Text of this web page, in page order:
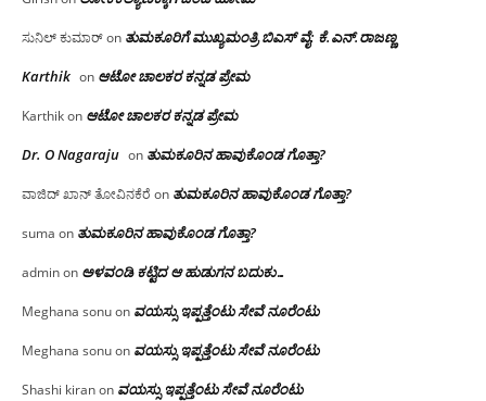
ಸುನಿಲ್ ಕುಮಾರ್on ತುಮಕೂರಿಗೆ ಮುಖ್ಯಮಂತ್ರಿ ಬಿಎಸ್ ವೈ: ಕೆ.ಎನ್.ರಾಜಣ್ಣ
Karthik on ಆಟೋ ಚಾಲಕರ ಕನ್ನಡ ಪ್ರೇಮ
Karthikon ಆಟೋ ಚಾಲಕರ ಕನ್ನಡ ಪ್ರೇಮ
Dr. O Nagaraju on ತುಮಕೂರಿನ ಹಾವುಕೊಂಡ ಗೊತ್ತಾ?
ವಾಜಿದ್ ಖಾನ್ ತೋವಿನಕೆರೆ on ತುಮಕೂರಿನ ಹಾವುಕೊಂಡ ಗೊತ್ತಾ?
suma on ತುಮಕೂರಿನ ಹಾವುಕೊಂಡ ಗೊತ್ತಾ?
adminon ಅಳವಂಡಿ ಕಟ್ಟಿದ ಆ ಹುಡುಗನ ಬದುಕು…
Meghana sonuon ವಯಸ್ಸು ಇಪ್ಪತ್ತೆಂಟು ಸೇವೆ ನೂರೆಂಟು
Meghana sonuon ವಯಸ್ಸು ಇಪ್ಪತ್ತೆಂಟು ಸೇವೆ ನೂರೆಂಟು
Shashi kiranon ವಯಸ್ಸು ಇಪ್ಪತ್ತೆಂಟು ಸೇವೆ ನೂರೆಂಟು